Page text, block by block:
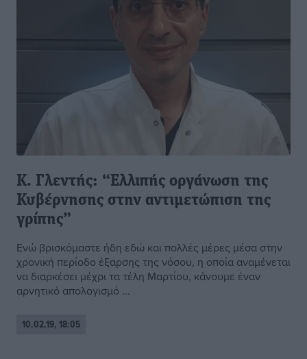
Κ. Γλεντής: “Ελλιπής οργάνωση της
Κυβέρνησης στην αντιμετώπιση της
γρίπης”
Ενώ βρισκόμαστε ήδη εδώ και πολλές μέρες μέσα στην
χρονική περίοδο έξαρσης της νόσου, η οποία αναμένεται
να διαρκέσει μέχρι τα τέλη Μαρτίου, κάνουμε έναν
αρνητικό απολογισμό ...
10.02.19, 18:05